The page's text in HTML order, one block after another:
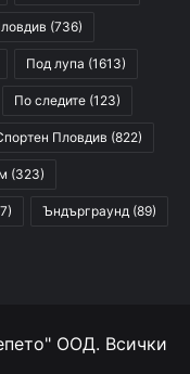
(736)
Под лупа (1613)
По следите (123)
Пловдив (822)
(323)
Ъндърграунд (89)
ООД. Всички